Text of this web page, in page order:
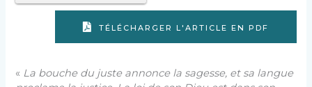
TÉLÉCHARGER L'ARTICLE EN PDF
« La bouche du juste annonce la sagesse, et sa langue